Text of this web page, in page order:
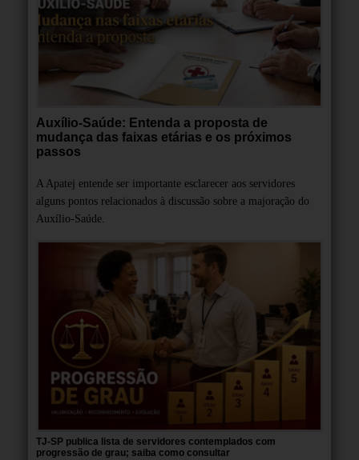
Auxílio-Saúde: Entenda a proposta de
mudança das faixas etárias e os próximos
passos
A Apatej entende ser importante esclarecer aos servidores
alguns pontos relacionados à discussão sobre a majoração do
Auxílio-Saúde.
TJ-SP publica lista de servidores contemplados com
progressão de grau; saiba como consultar